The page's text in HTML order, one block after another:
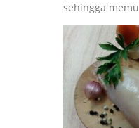
sehingga